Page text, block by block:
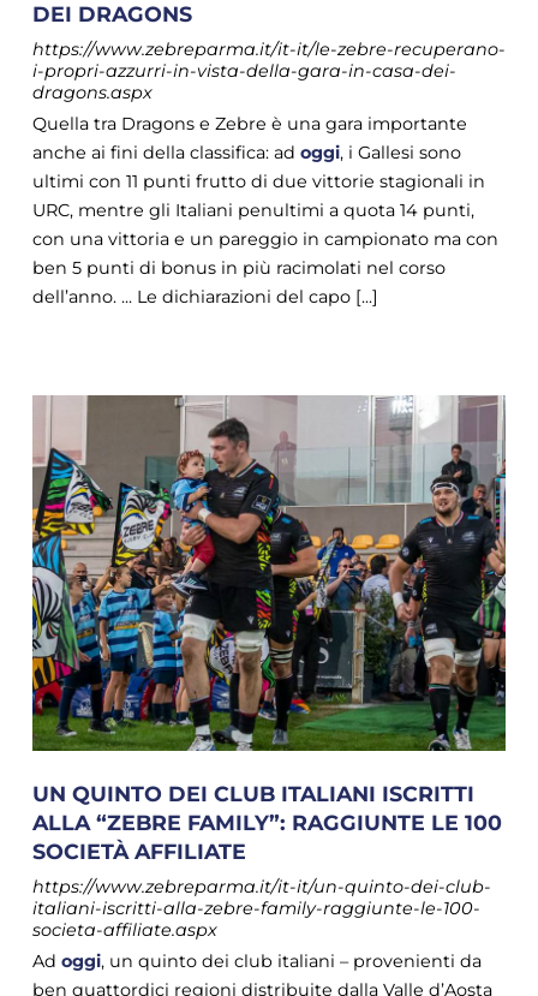
DEI DRAGONS
https://www.zebreparma.it/it-it/le-zebre-recuperano-
i-propri-azzurri-in-vista-della-gara-in-casa-dei-
dragons.aspx
Quella tra Dragons e Zebre è una gara importante
anche ai fini della classifica: ad oggi, i Gallesi sono
ultimi con 11 punti frutto di due vittorie stagionali in
URC, mentre gli Italiani penultimi a quota 14 punti,
con una vittoria e un pareggio in campionato ma con
ben 5 punti di bonus in più racimolati nel corso
dell’anno. ... Le dichiarazioni del capo [...]
UN QUINTO DEI CLUB ITALIANI ISCRITTI
ALLA “ZEBRE FAMILY”: RAGGIUNTE LE 100
SOCIETÀ AFFILIATE
https://www.zebreparma.it/it-it/un-quinto-dei-club-
italiani-iscritti-alla-zebre-family-raggiunte-le-100-
societa-affiliate.aspx
Ad oggi, un quinto dei club italiani – provenienti da
ben quattordici regioni distribuite dalla Valle d’Aosta